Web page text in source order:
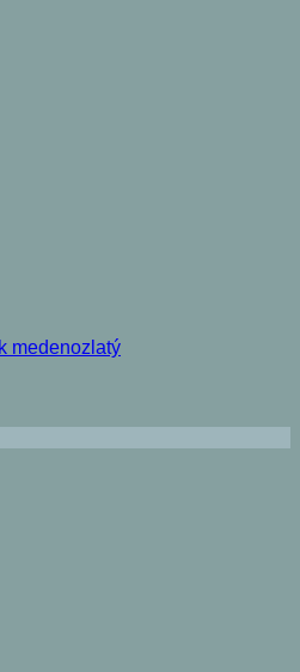
medenozlatý